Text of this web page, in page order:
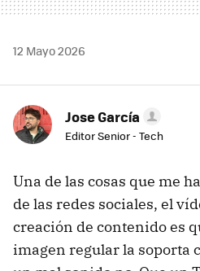
12 Mayo 2026
Jose García
Editor Senior - Tech
Una de las cosas que me
de las redes sociales, el
creación de contenido es
imagen regular la soporta